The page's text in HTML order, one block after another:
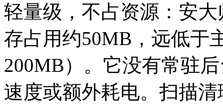
轻量级，不占资源：安
存占用约50MB，远低于
200MB）。它没有常驻
速度或额外耗电。扫描